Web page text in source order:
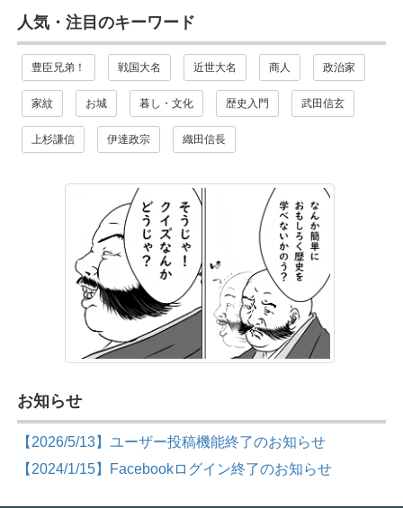
人気・注目のキーワード
豊臣兄弟！ 戦国大名 近世大名 商人 政治家
家紋 お城 暮し・文化 歴史入門 武田信玄
上杉謙信 伊達政宗 織田信長
お知らせ
【2026/5/13】ユーザー投稿機能終了のお知らせ
【2024/1/15】Facebookログイン終了のお知らせ